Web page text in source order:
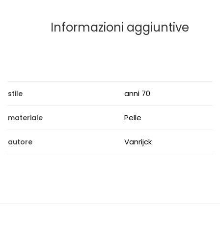
Informazioni aggiuntive
stile anni 70
materiale Pelle
autore Vanrijck